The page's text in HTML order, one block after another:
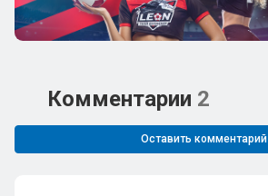
Комментарии 2
Оставить комментарий